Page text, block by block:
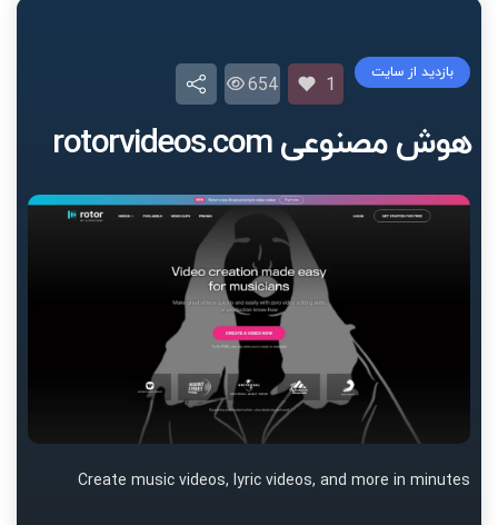
هوش مصنوعی rotorvideos.com
بازدید از سایت
1
654
Create music videos, lyric videos, and more in minutes